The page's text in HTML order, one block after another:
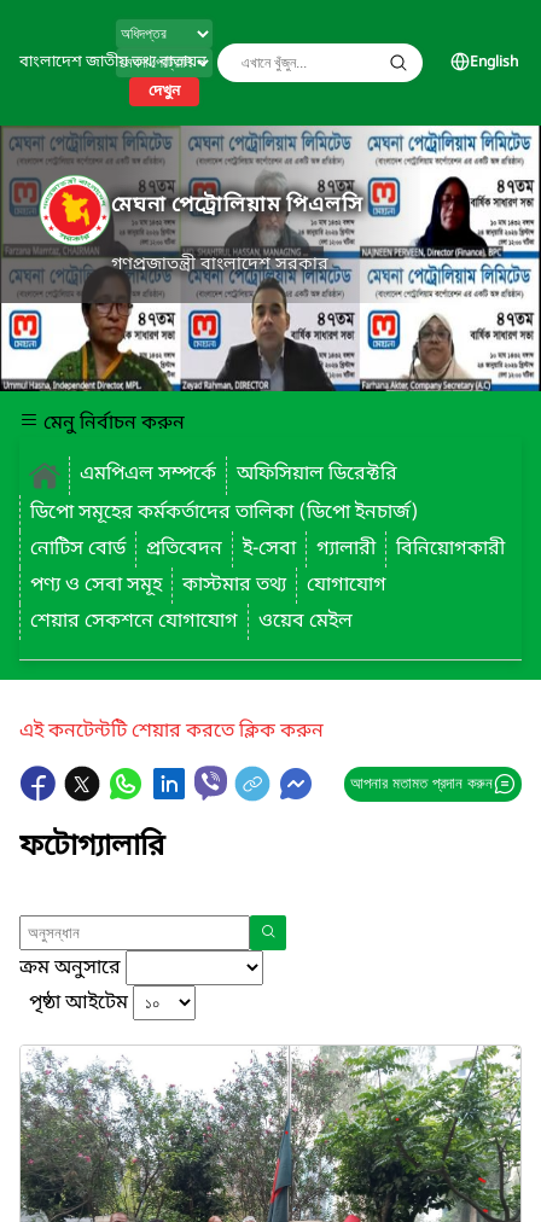
বাংলাদেশ জাতীয় তথ্য বাতায়ন
দেখুন
English
মেঘনা পেট্রোলিয়াম পিএলসি
গণপ্রজাতন্ত্রী বাংলাদেশ সরকার
মেনু নির্বাচন করুন
এমপিএল সম্পর্কে
অফিসিয়াল ডিরেক্টরি
ডিপো সমূহের কর্মকর্তাদের তালিকা (ডিপো ইনচার্জ)
নোটিস বোর্ড
প্রতিবেদন ই-সেবা গ্যালারী
বিনিয়োগকারী
পণ্য ও সেবা সমূহ
কাস্টমার তথ্য
যোগাযোগ
শেয়ার সেকশনে যোগাযোগ
ওয়েব মেইল
এই কনটেন্টটি শেয়ার করতে ক্লিক করুন
আপনার মতামত প্রদান করুন
ফটোগ্যালারি
ক্রম অনুসারে
পৃষ্ঠা আইটেম